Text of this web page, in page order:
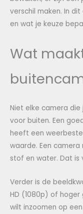
verschil maken. In
en wat je keuze
Wat
Niet elke camera die
voor buiten. Een
heeft een
waarde. Een
stof en water. Dat is
Verder is de
HD (1080p) of
wilt inzoomen op